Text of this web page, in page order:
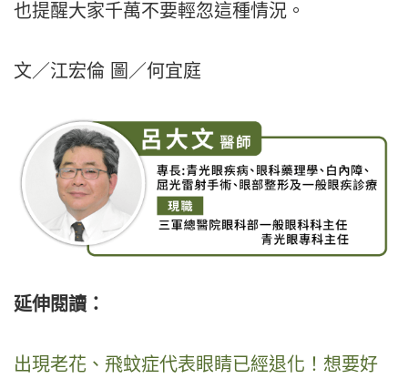
也提醒大家千萬不要輕忽這種情況。
文／江宏倫 圖／何宜庭
延伸閱讀：
出現老花、飛蚊症代表眼睛已經退化！想要好